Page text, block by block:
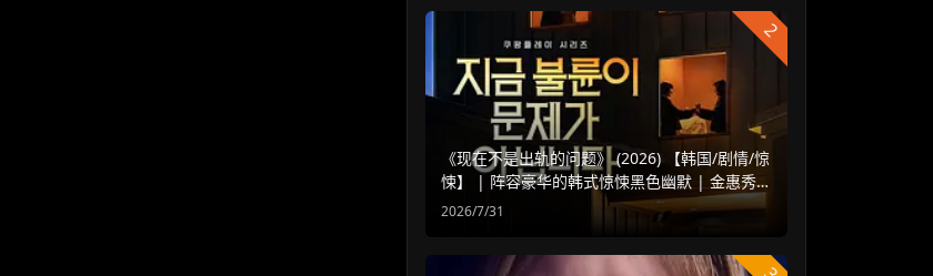
2
《现在不是出轨的问题》 (2026) 【韩国/剧情/惊
悚】 | 阵容豪华的韩式惊悚黑色幽默 | 金惠秀 x
赵汝贞强强联手
2026/7/31